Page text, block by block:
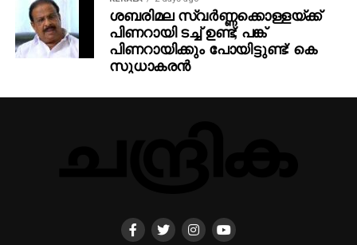
ശബരിമല സ്വര്‍ണ്ണക്കൊള്ളയ്ക്ക്
പിണറായി ടച്ച് ഉണ്ട്; പങ്ക്
പിണറായിക്കും പോയിട്ടുണ്ട്: കെ
സുധാകരന്‍